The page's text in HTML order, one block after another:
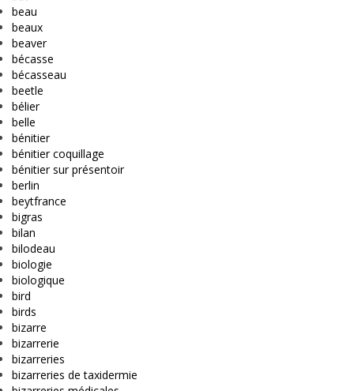
beau
beaux
beaver
bécasse
bécasseau
beetle
bélier
belle
bénitier
bénitier coquillage
bénitier sur présentoir
berlin
beytfrance
bigras
bilan
bilodeau
biologie
biologique
bird
birds
bizarre
bizarrerie
bizarreries
bizarreries de taxidermie